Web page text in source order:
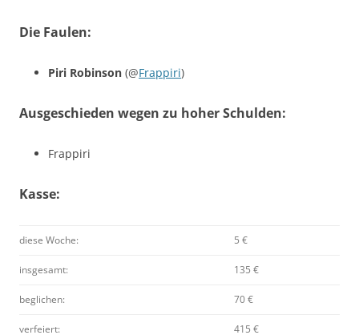
Die Faulen:
Piri Robinson (@Frappiri)
Ausgeschieden wegen zu hoher Schulden:
Frappiri
Kasse:
diese Woche: 5 €
insgesamt: 135 €
beglichen: 70 €
verfeiert: 415 €